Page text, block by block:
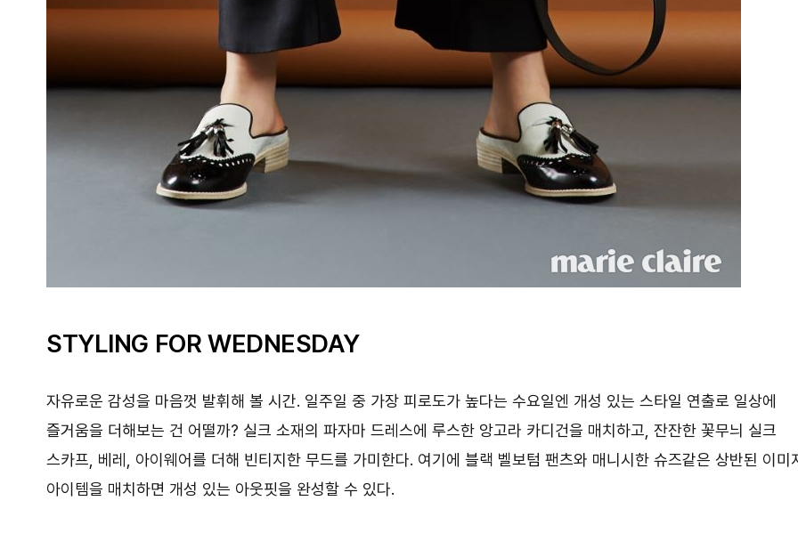
STYLING FOR WEDNESDAY
자유로운 감성을 마음껏 발휘해 볼 시간. 일주일 중 가장 피로도가 높다는 수요일엔 개성 있는 스타일 연출로 일상에
즐거움을 더해보는 건 어떨까? 실크 소재의 파자마 드레스에 루스한 앙고라 카디건을 매치하고, 잔잔한 꽃무늬 실크
스카프, 베레, 아이웨어를 더해 빈티지한 무드를 가미한다. 여기에 블랙 벨보텀 팬츠와 매니시한 슈즈같은 상반된 이미
아이템을 매치하면 개성 있는 아웃핏을 완성할 수 있다.